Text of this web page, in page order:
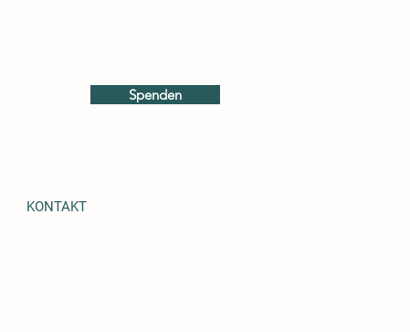
Spenden
KONTAKT